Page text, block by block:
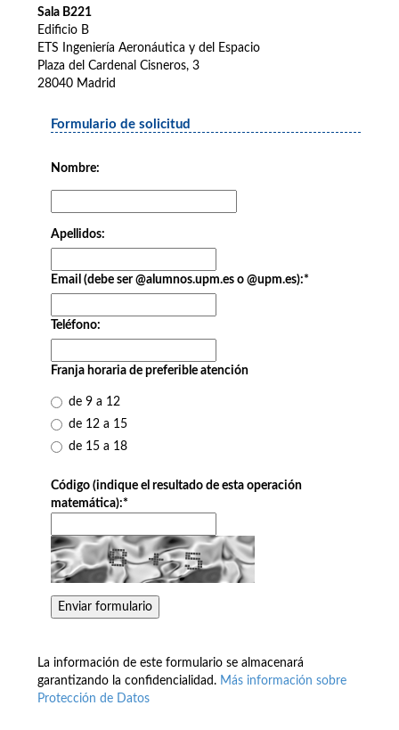
Sala B221
Edificio B
ETS Ingeniería Aeronáutica y del Espacio
Plaza del Cardenal Cisneros, 3
28040 Madrid
Formulario de solicitud
Nombre:
Apellidos:
Email (debe ser @alumnos.upm.es o @upm.es):*
Teléfono:
Franja horaria de preferible atención
de 9 a 12
de 12 a 15
de 15 a 18
Código (indique el resultado de esta operación
matemática):*
La información de este formulario se almacenará
garantizando la confidencialidad. Más información sobre
Protección de Datos